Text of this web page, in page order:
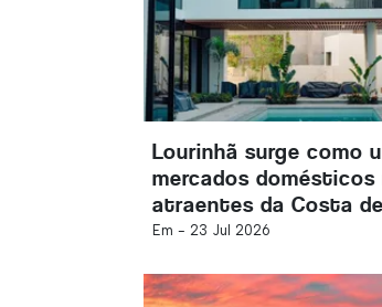
Lourinhã surge como
mercados domésticos
atraentes da Costa
Em - 23 Jul 2026